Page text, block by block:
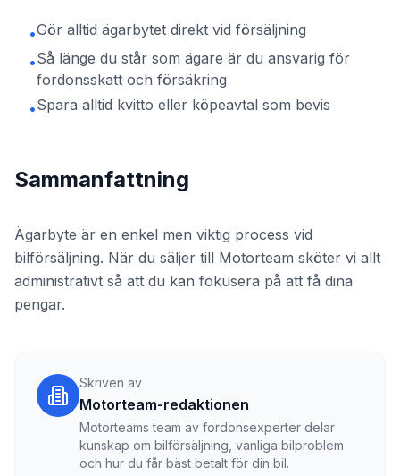
•Gör alltid ägarbytet direkt vid försäljning
•Så länge du står som ägare är du ansvarig för
fordonsskatt och försäkring
•Spara alltid kvitto eller köpeavtal som bevis
Sammanfattning
Ägarbyte är en enkel men viktig process vid
bilförsäljning. När du säljer till Motorteam sköter vi allt
administrativt så att du kan fokusera på att få dina
pengar.
Skriven av
Motorteam-redaktionen
Motorteams team av fordonsexperter delar
kunskap om bilförsäljning, vanliga bilproblem
och hur du får bäst betalt för din bil.